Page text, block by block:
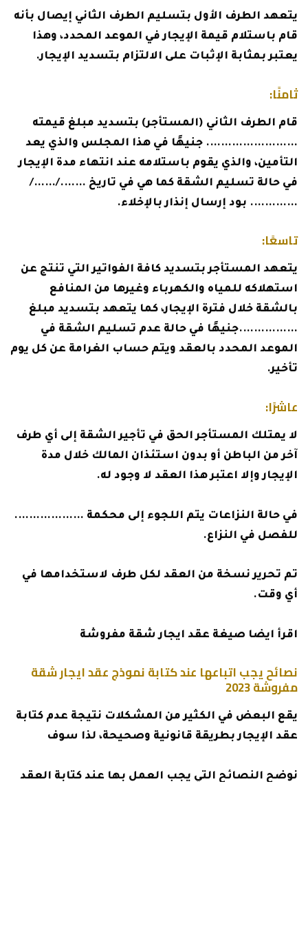
يتعهد الطرف الأول بتسليم الطرف الثاني إيصال بأنه
قام باستلام قيمة الإيجار في الموعد المحدد، وهذا
يعتبر بمثابة الإثبات على الالتزام بتسديد الإيجار.
ثامنًا:
قام الطرف الثاني (المستأجر) بتسديد مبلغ قيمته
……………………. جنيهًا في هذا المجلس والذي يعد
التأمين، والذي يقوم باستلامه عند انتهاء مدة الإيجار
في حالة تسليم الشقة كما هي في تاريخ ……./……/
…………. بود إرسال إنذار بالإخلاء.
تاسعًا:
يتعهد المستأجر بتسديد كافة الفواتير التي تنتج عن
استهلاكه للمياه والكهرباء وغيرها من المنافع
بالشقة خلال فترة الإيجار، كما يتعهد بتسديد مبلغ
…………….جنيهًا في حالة عدم تسليم الشقة في
الموعد المحدد بالعقد ويتم حساب الغرامة عن كل يوم
تأخير.
عاشرًا:
لا يمتلك المستأجر الحق في تأجير الشقة إلى أي طرف
آخر من الباطن أو بدون استئذان المالك خلال مدة
الإيجار وإلا اعتبر هذا العقد لا وجود له.
في حالة النزاعات يتم اللجوء إلى محكمة ……………….
للفصل في النزاع.
تم تحرير نسخة من العقد لكل طرف لاستخدامها في
أي وقت.
اقرأ ايضا صيغة عقد ايجار شقة مفروشة
نصائح يجب اتباعها عند كتابة نموذج عقد ايجار شقة
مفروشة 2023
يقع البعض في الكثير من المشكلات نتيجة عدم كتابة
عقد الإيجار بطريقة قانونية وصحيحة، لذا سوف
نوضح النصائح التي يجب العمل بها عند كتابة العقد